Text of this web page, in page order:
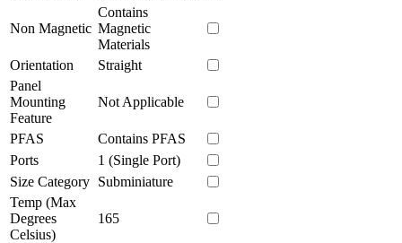
Non Magnetic
Contains
Magnetic
Materials
Orientation
Straight
Panel
Mounting
Feature
Not Applicable
PFAS
Contains PFAS
Ports
1 (Single Port)
Size Category Subminiature
Temp (Max
Degrees
Celsius)
165